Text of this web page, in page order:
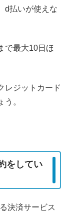
d払いが使えな
で最大10日ほ
レジットカード
。
をしてい
決済サービス